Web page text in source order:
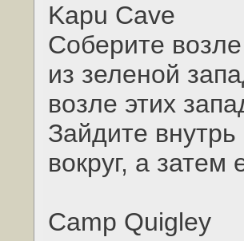
Kapu Cave
Соберите
из зеленой
возле этих
Зайдите
вокруг, а затем
Camp Quigley